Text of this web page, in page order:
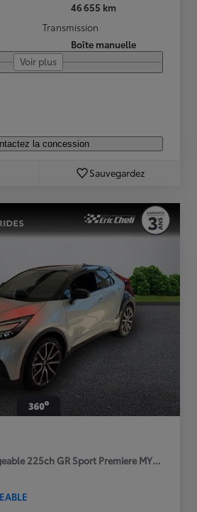
46 655 km
Transmission
Boîte manuelle
Voir plus
la concession
Sauvegardez
225ch GR Sport Premiere MY25